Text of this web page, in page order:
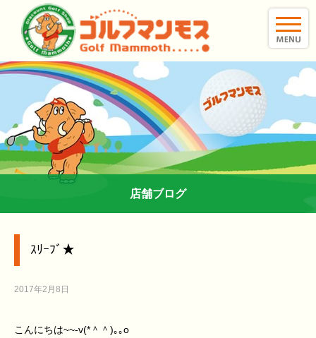
店舗ブログ
ｽﾘｰﾌﾞ★
2017年2月8日
こんにちは~~-v(*＾＾)｡｡o